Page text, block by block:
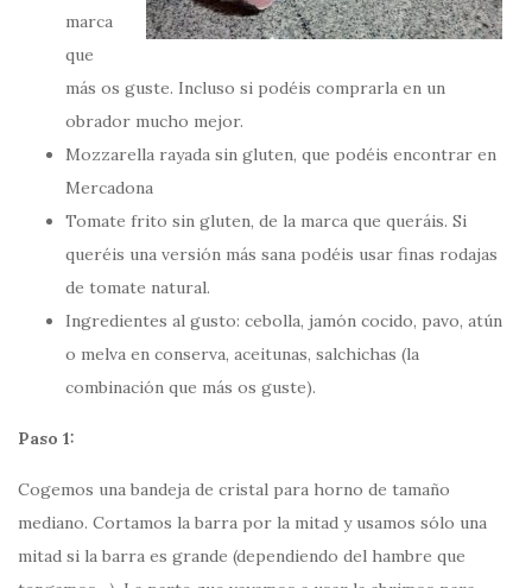
marca
que
más os guste. Incluso si podéis comprarla en un
obrador mucho mejor.
Mozzarella rayada sin gluten, que podéis encontrar en
Mercadona
Tomate frito sin gluten, de la marca que queráis. Si
queréis una versión más sana podéis usar finas rodajas
de tomate natural.
Ingredientes al gusto: cebolla, jamón cocido, pavo, atún
o melva en conserva, aceitunas, salchichas (la
combinación que más os guste).
Paso 1:
Cogemos una bandeja de cristal para horno de tamaño
mediano. Cortamos la barra por la mitad y usamos sólo una
mitad si la barra es grande (dependiendo del hambre que